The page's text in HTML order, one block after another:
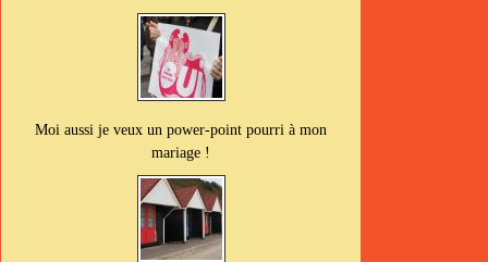
Moi aussi je veux un power-point pourri à mon
mariage !